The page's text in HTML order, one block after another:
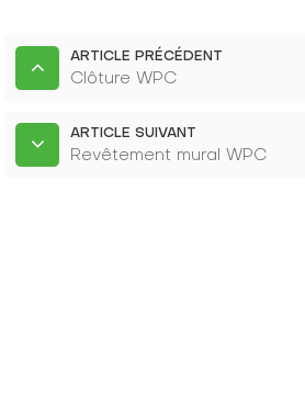
ARTICLE PRÉCÉDENT
Clôture WPC
ARTICLE SUIVANT
Revêtement mural WPC